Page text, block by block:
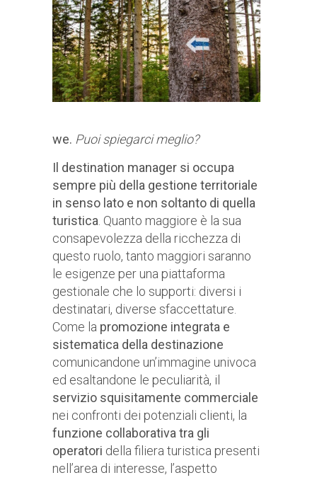
we. Puoi spiegarci meglio?
Il destination manager si occupa
sempre più della gestione territoriale
in senso lato e non soltanto di quella
turistica. Quanto maggiore è la sua
consapevolezza della ricchezza di
questo ruolo, tanto maggiori saranno
le esigenze per una piattaforma
gestionale che lo supporti: diversi i
destinatari, diverse sfaccettature.
Come la promozione integrata e
sistematica della destinazione
comunicandone un’immagine univoca
ed esaltandone le peculiarità, il
servizio squisitamente commerciale
nei confronti dei potenziali clienti, la
funzione collaborativa tra gli
operatori della filiera turistica presenti
nell’area di interesse, l’aspetto